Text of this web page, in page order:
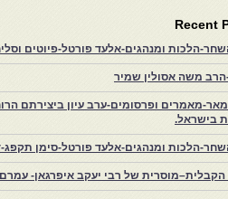
Recent
הלכות ומנהגים-אלעד פורטל-פיוטים
משה אסולין שמיר
מאמרים ופרסומים-ערב עיון ביצירתם
בישראל.
הלכות ומנהגים-אלעד פורטל-סימן
של רבי יעקב איפרגאן- עמרם